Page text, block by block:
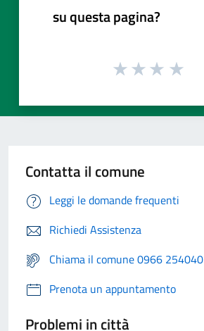
su questa pagina?
Contatta il comune
Leggi le domande frequenti
Richiedi Assistenza
Chiama il comune 0966 254040
Prenota un appuntamento
Problemi in città